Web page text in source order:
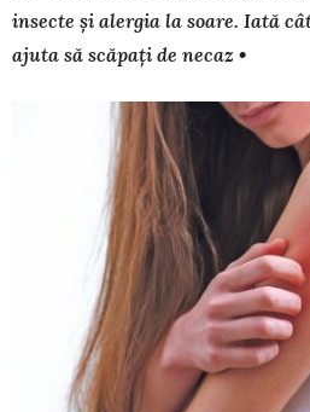
insecte și alergia la soare. Iată
ajuta să scăpați de necaz •